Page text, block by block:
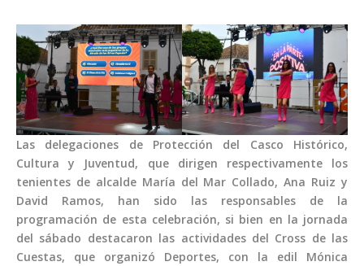
Las delegaciones de Protección del Casco Histórico,
Cultura y Juventud, que dirigen respectivamente los
tenientes de alcalde María del Mar Collado, Ana Ruiz y
David Ramos, han sido las responsables de la
programación de esta celebración, si bien en la jornada
del sábado destacaron las actividades del Cross de las
Cuestas, que organizó Deportes, con la edil Mónica